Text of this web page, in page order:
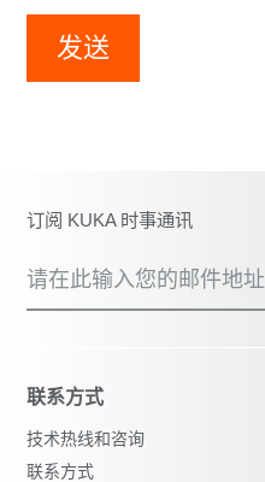
发送
订阅 KUKA 时事通讯
请在此输入您的邮件地址
联系方式
技术热线和咨询
联系方式